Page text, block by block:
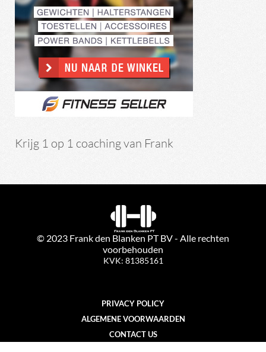
Krijg 1 op 1 coaching van Frank
PRIVACY POLICY
ALGEMENE VOORWAARDEN
CONTACT US
© 2023 Frank den Blanken PT BV - Alle rechten
voorbehouden
KVK: 81385161